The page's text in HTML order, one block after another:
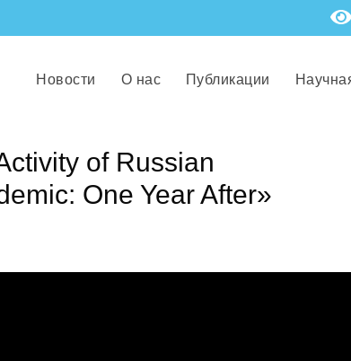
Новости О нас Публикации
of Russian
One Year After»